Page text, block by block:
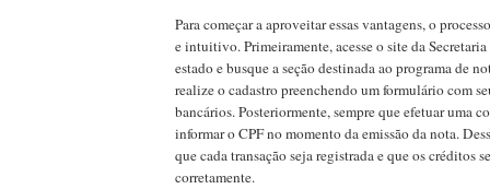
Para começar a aproveitar essas vantagens, o
e intuitivo. Primeiramente, acesse o site da Secretaria
estado e busque a seção destinada ao programa de
realize o cadastro preenchendo um formulário com
bancários. Posteriormente, sempre que efetuar uma
informar o CPF no momento da emissão da nota.
que cada transação seja registrada e que os créditos
corretamente.